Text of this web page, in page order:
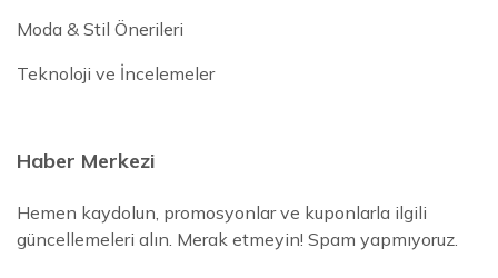
Moda & Stil Önerileri
Teknoloji ve İncelemeler
Haber Merkezi
Hemen kaydolun, promosyonlar ve kuponlarla ilgili
güncellemeleri alın. Merak etmeyin! Spam yapmıyoruz.